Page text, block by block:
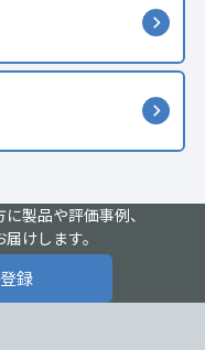
製品や評価事例、
けします。
録